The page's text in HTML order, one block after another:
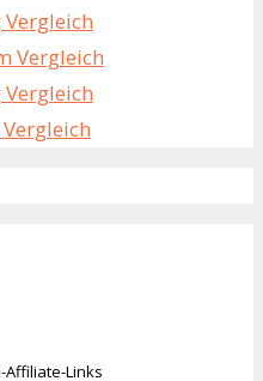
Vergleich
Links